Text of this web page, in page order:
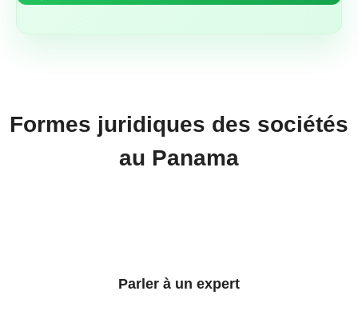
Formes juridiques des sociétés
au Panama
Parler à un expert